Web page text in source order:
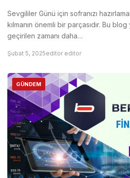
Sevgililer Günü için sofranızı
kılmanın önemli bir parçasıdır. Bu
geçirilen zamanı daha…
Şubat 5, 2025editor editor
GÜNDEM